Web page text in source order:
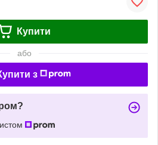
Купити
або
з